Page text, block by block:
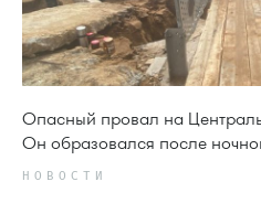
Опасный провал на
Он образовался после
НОВОСТИ